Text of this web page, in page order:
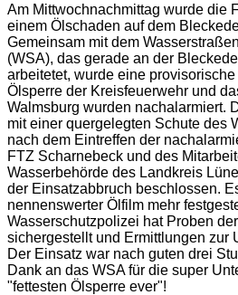
Am Mittwochnachmittag wurde die
einem Ölschaden auf dem
Gemeinsam mit dem
(WSA), das gerade an der
arbeitetet, wurde eine
Ölsperre der Kreisfeuerwehr und
Walmsburg wurden nachalarmiert.
mit einer quergelegten Schute des
nach dem Eintreffen der
FTZ Scharnebeck und des
Wasserbehörde des Landkreis
der Einsatzabbruch beschlossen.
nennenswerter Ölfilm mehr
Wasserschutzpolizei hat Proben
sichergestellt und Ermittlungen zur
Der Einsatz war nach guten drei
Dank an das WSA für die super
"fettesten Ölsperre ever"!